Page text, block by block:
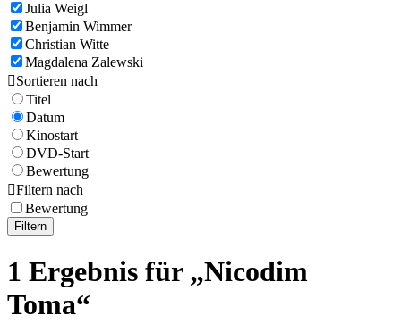
Julia Weigl
Benjamin Wimmer
Christian Witte
Magdalena Zalewski
Sortieren nach
Titel
Datum
Kinostart
DVD-Start
Bewertung
Filtern nach
Bewertung
Filtern
1 Ergebnis für „Nicodim
Toma“